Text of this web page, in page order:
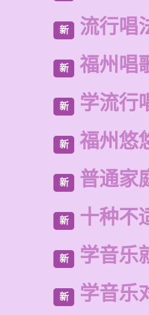
新 流行唱
新 福州唱
新 学流行
新 福州悠
新 普通家
新 十种不
新 学音乐
新 学音乐